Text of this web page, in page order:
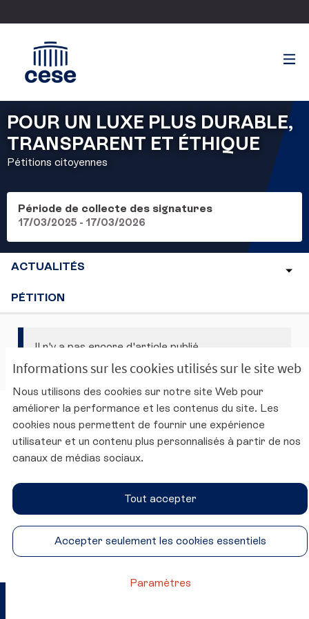
Informations sur les cookies utilisés sur le site web
Nous utilisons des cookies sur notre site Web pour
améliorer la performance et les contenus du site. Les
cookies nous permettent de fournir une expérience
utilisateur et un contenu plus personnalisés à partir de nos
canaux de médias sociaux.
Tout accepter
Accepter seulement les cookies essentiels
Paramètres
POUR UN LUXE PLUS DURABLE,
TRANSPARENT ET ÉTHIQUE
Pétitions citoyennes
Période de collecte des signatures
17/03/2025 - 17/03/2026
ACTUALITÉS
PÉTITION
Il n'y a pas encore d'article publié.
Charte d'utilisation de la plateforme
Mentions légales
Conditions générales d'utilisation
Paramètres des cookies
SUIVEZ-NOUS
Conseil économique, social et environnemental sur Twitter
Conseil économique, social et environnemental sur
Conseil économique, social et
Conseil économique, social et